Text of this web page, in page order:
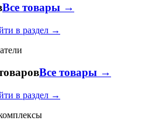
Все товары →
в раздел →
Все товары →
в раздел →